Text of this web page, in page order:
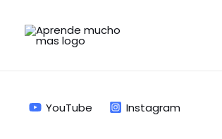
contenido
YouTube Instagram